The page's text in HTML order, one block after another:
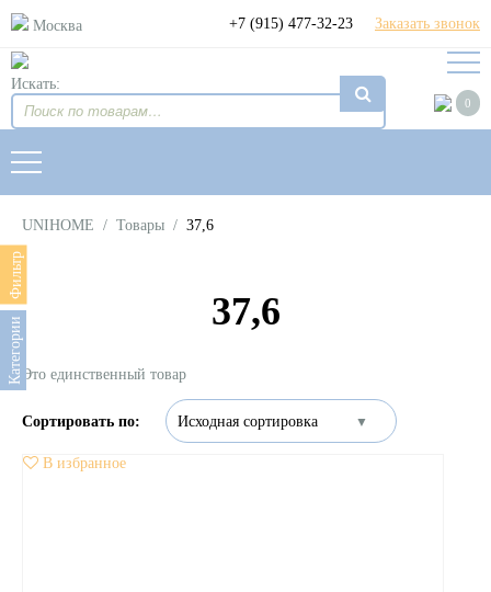
Москва +7 (915) 477-32-23 Заказать звонок
Искать:
0
UNIHOME / Товары / 37,6
Фильтр
Категории
37,6
Это единственный товар
В избранное